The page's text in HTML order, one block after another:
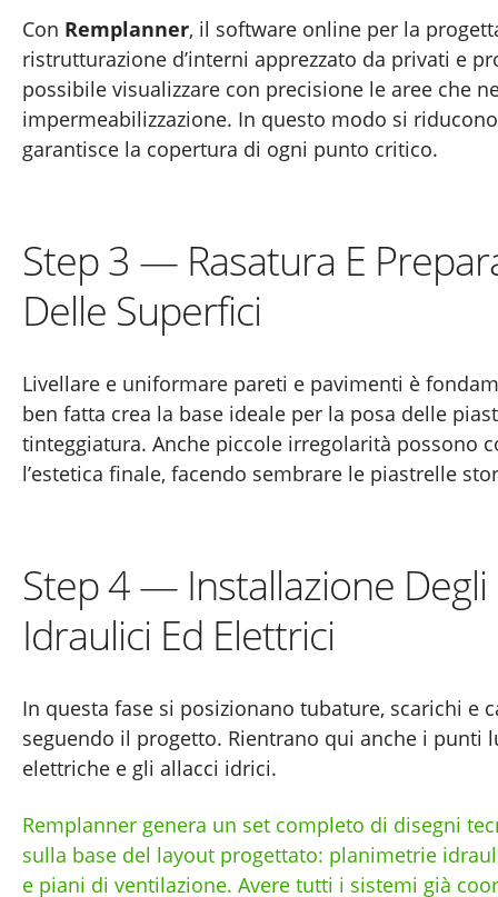
Con Remplanner, il software online per la
ristrutturazione d’interni apprezzato da privati e
possibile visualizzare con precisione le aree che
impermeabilizzazione. In questo modo si
garantisce la copertura di ogni punto critico.
Step 3 — Rasatura E
Delle Superfici
Livellare e uniformare pareti e pavimenti è
ben fatta crea la base ideale per la posa delle
tinteggiatura. Anche piccole irregolarità possono
l’estetica finale, facendo sembrare le piastrelle
Step 4 — Installazione
Idraulici Ed Elettrici
In questa fase si posizionano tubature, scarichi e
seguendo il progetto. Rientrano qui anche i punti
elettriche e gli allacci idrici.
Remplanner genera un set completo di disegni
sulla base del layout progettato: planimetrie
e piani di ventilazione. Avere tutti i sistemi già